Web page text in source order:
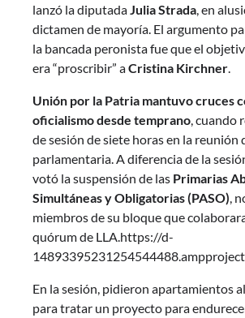
lanzó la diputadaJulia Strada, en
dictamen de mayoría. El argumento
la bancada peronista fue que el
era “proscribir” aCristina Kirchner.
Unión por la Patria mantuvo cruces
oficialismo desde temprano, cuando
de sesión de siete horas en la reunión
parlamentaria. A diferencia de la
votó la suspensión de las Primarias
Simultáneas y Obligatorias (PASO),
miembros de su bloque que
quórum de LLA.https://d-
En la sesión, pidieron apartamientos
para tratar un proyecto para